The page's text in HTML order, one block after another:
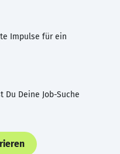
Impulse für ein
Deine Job-Suche